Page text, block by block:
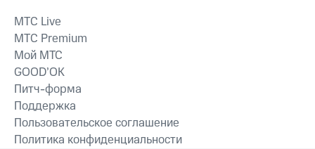
MTС Live
MTС Premium
Мой МТС
GOOD’OK
Питч-форма
Поддержка
Пользовательское соглашение
Политика конфиденциальности